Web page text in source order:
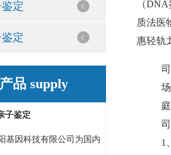
定
定
品 supply
子鉴定
基因科技有限公司为国内
（
质法医
惠轻轨
1